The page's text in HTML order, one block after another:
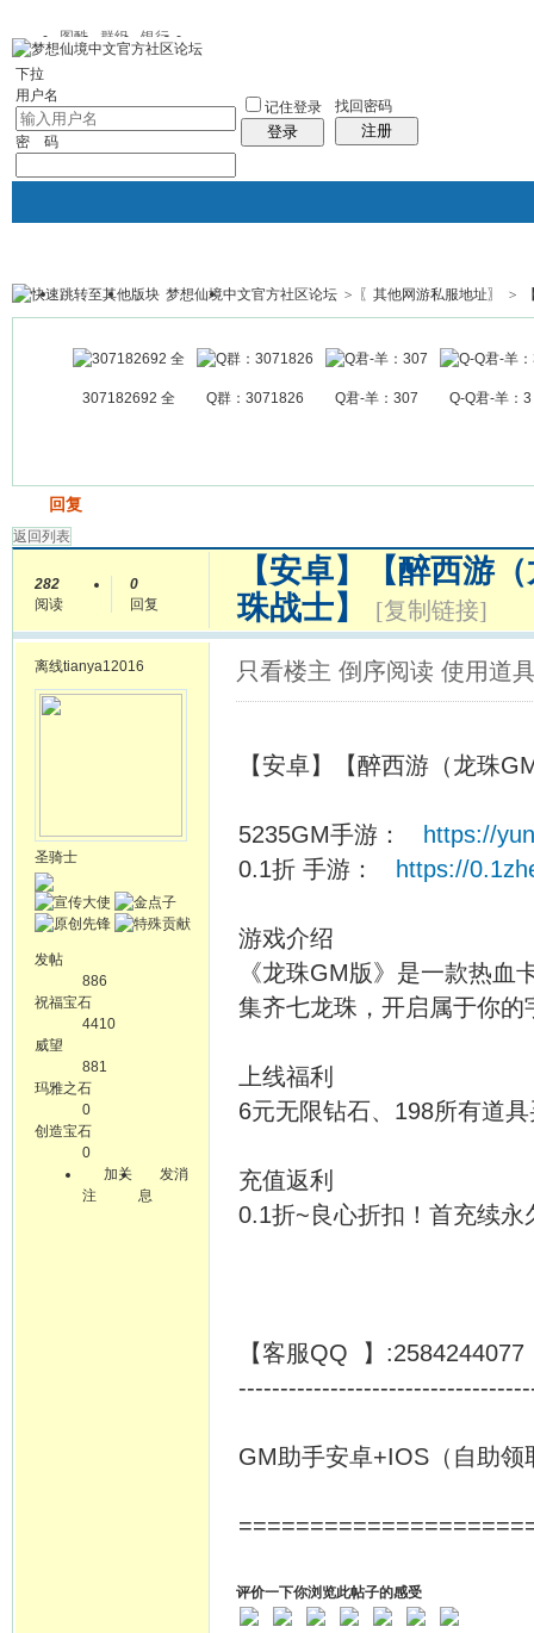
图酷 群组 银行
下拉
用户名
密 码
记住登录
登录
找回密码
注册
银行 群组聚合 我的空间
帖子
梦想仙境中文官方社区论坛 > 〖其他网游私服地址〗 >
307182692 全 Q群：3071826 Q君-羊：307 Q-Q君-羊：3
回复
返回列表
282
阅读
0
回复
【安卓】【醉西游
珠战士】
[复制链接]
离线tianya12016
圣骑士
发帖
886
祝福宝石
4410
威望
881
玛雅之石
0
创造宝石
0
加关
注
发消
息
只看楼主 倒序阅读 使用道
【安卓】【醉西游（龙珠
5235GM手游：
https://
0.1折 手游：
https://
游戏介绍
《龙珠GM版》是一款热
集齐七龙珠，开启属于你的
上线福利
6元无限钻石、198所有道
充值返利
0.1折~良心折扣！首充续永
【客服QQ 】
GM助手安卓+IOS（自助领
评价一下你浏览此帖子的感受